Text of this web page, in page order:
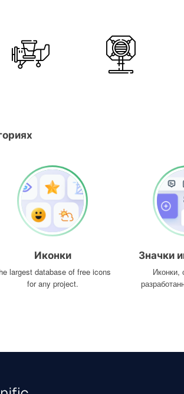
Иконки
largest database of free icons
for any project.
Значки
Иконки,